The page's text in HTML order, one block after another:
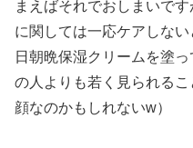
まえばそれでおしまいで
に関しては一応ケアしな
日朝晩保湿クリームを塗
の人よりも若く見られる
顔なのかもしれないw）